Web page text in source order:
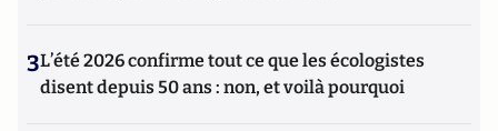
3L’été 2026 confirme tout ce que les écologistes
disent depuis 50 ans : non, et voilà pourquoi